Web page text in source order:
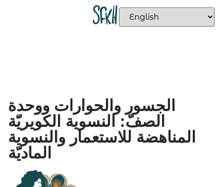
الجسور والحوارات ووحدة
الصفّ: النسوية الكويريّة
المناهضة للاستعمار والنسوية
الماديّة